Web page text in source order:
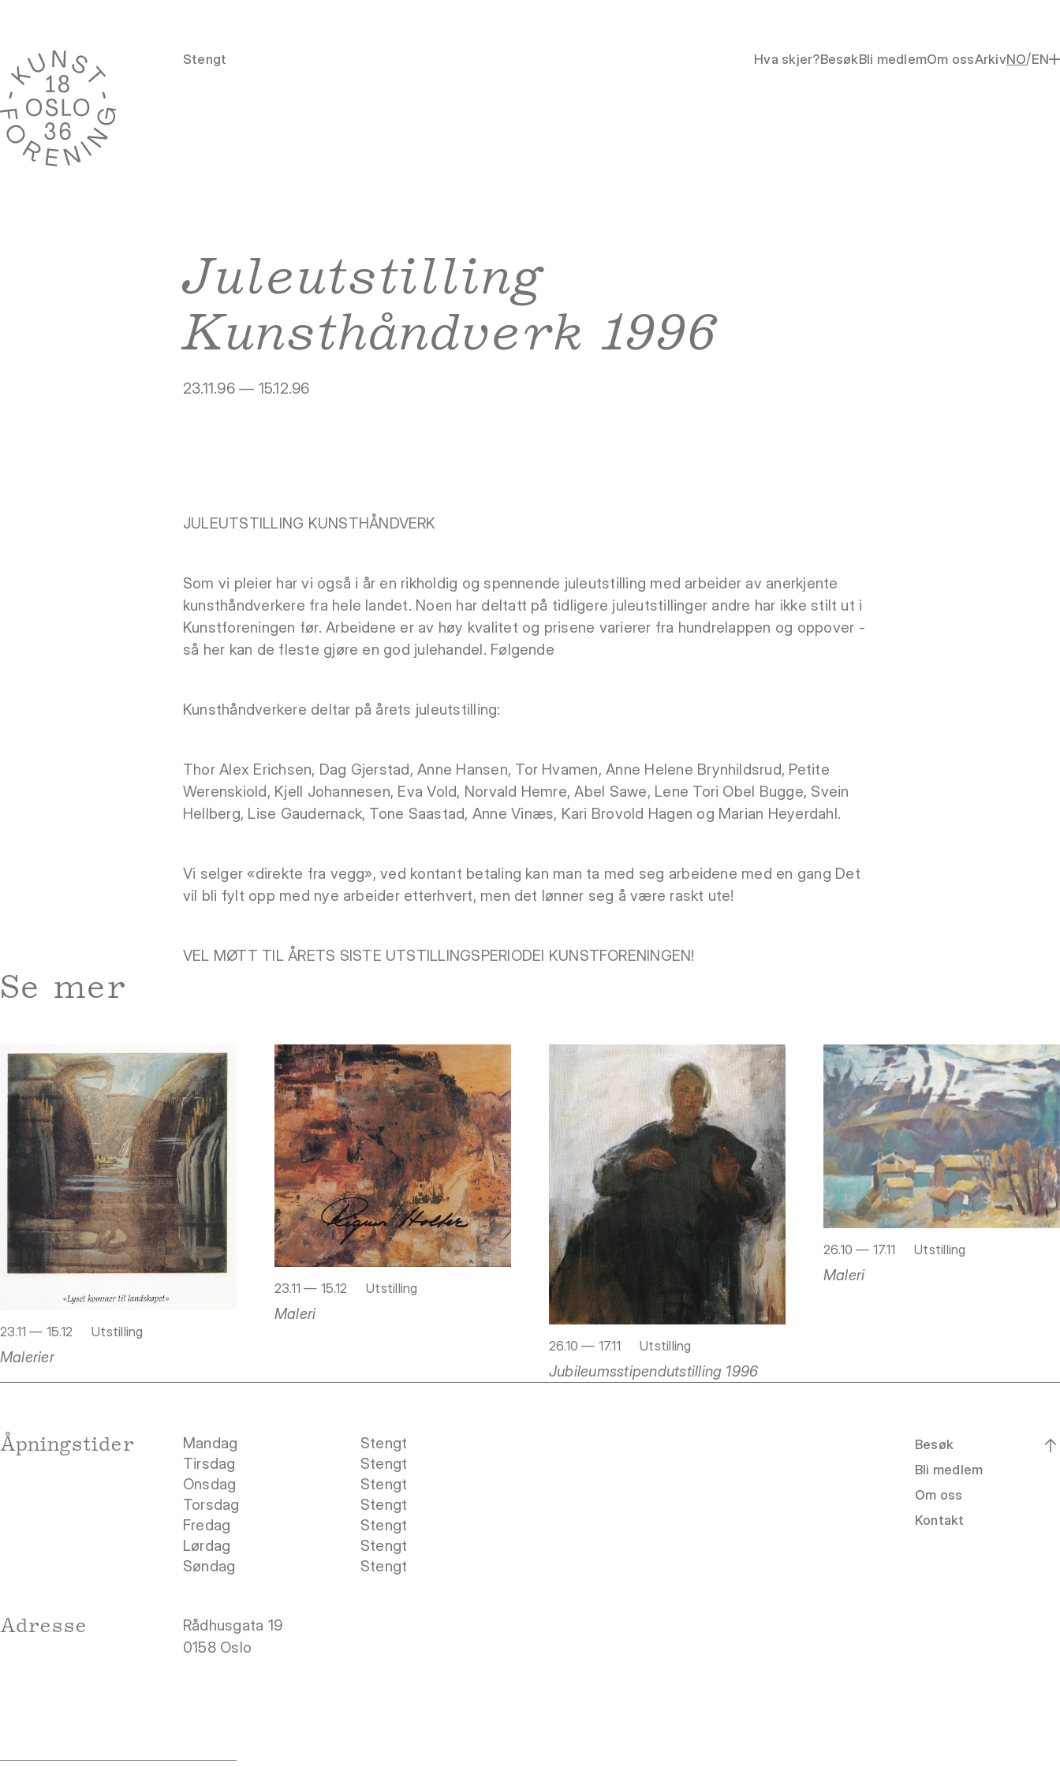
Stengt Hva skjer?BesøkBli medlemOm ossArkivNO/EN
Juleutstilling
Kunsthåndverk 1996
23.11.96 — 15.12.96
JULEUTSTILLING KUNSTHÅNDVERK
Som vi pleier har vi også i år en rikholdig og spennende juleutstilling med arbeider av anerkjente
kunsthåndverkere fra hele landet. Noen har deltatt på tidligere juleutstillinger andre har ikke stilt ut i
Kunstforeningen før. Arbeidene er av høy kvalitet og prisene varierer fra hundrelappen og oppover -
så her kan de fleste gjøre en god julehandel. Følgende
Kunsthåndverkere deltar på årets juleutstilling:
Thor Alex Erichsen, Dag Gjerstad, Anne Hansen, Tor Hvamen, Anne Helene Brynhildsrud, Petite
Werenskiold, Kjell Johannesen, Eva Vold, Norvald Hemre, Abel Sawe, Lene Tori Obel Bugge, Svein
Hellberg, Lise Gaudernack, Tone Saastad, Anne Vinæs, Kari Brovold Hagen og Marian Heyerdahl.
Vi selger «direkte fra vegg», ved kontant betaling kan man ta med seg arbeidene med en gang Det
vil bli fylt opp med nye arbeider etterhvert, men det lønner seg å være raskt ute!
VEL MØTT TIL ÅRETS SISTE UTSTILLINGSPERIODEI KUNSTFORENINGEN!
Se mer
23.11 — 15.12 Utstilling
Malerier
23.11 — 15.12 Utstilling
Maleri
26.10 — 17.11 Utstilling
Jubileumsstipendutstilling 1996
26.10 — 17.11 Utstilling
Maleri
Åpningstider Mandag
Stengt
Tirsdag
Stengt
Onsdag
Stengt
Torsdag
Stengt
Fredag
Stengt
Lørdag
Stengt
Søndag
Stengt
Adresse
Rådhusgata 19
0158 Oslo
Besøk
Bli medlem
Om oss
Kontakt